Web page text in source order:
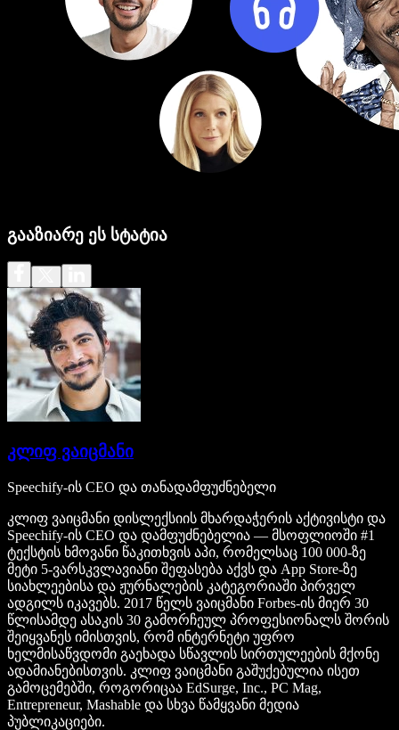
გააზიარე ეს სტატია
კლიფ ვაიცმანი
Speechify-ის CEO და თანადამფუძნებელი
კლიფ ვაიცმანი დისლექსიის მხარდაჭერის აქტივისტი და
Speechify-ის CEO და დამფუძნებელია — მსოფლიოში #1
ტექსტის ხმოვანი წაკითხვის აპი, რომელსაც 100 000-ზე
მეტი 5-ვარსკვლავიანი შეფასება აქვს და App Store-ზე
სიახლეებისა და ჟურნალების კატეგორიაში პირველ
ადგილს იკავებს. 2017 წელს ვაიცმანი Forbes-ის მიერ 30
წლისამდე ასაკის 30 გამორჩეულ პროფესიონალს შორის
შეიყვანეს იმისთვის, რომ ინტერნეტი უფრო
ხელმისაწვდომი გაეხადა სწავლის სირთულეების მქონე
ადამიანებისთვის. კლიფ ვაიცმანი გაშუქებულია ისეთ
გამოცემებში, როგორიცაა EdSurge, Inc., PC Mag,
Entrepreneur, Mashable და სხვა წამყვანი მედია
პუბლიკაციები.